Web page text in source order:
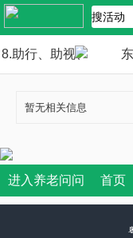
8.助行、助视、
暂无相关信息
进入养老问问 首页